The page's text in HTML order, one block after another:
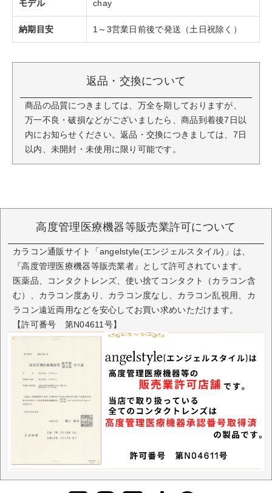
モデル chay
納期目安 1～3営業日前後で発送（土日祝除く）
返品・交換について
商品の品質につきましては、万全を期しておりますが、
万一不良・破損などがございましたら、商品到着後7日以
内にお知らせください。返品・交換につきましては、7日
以内、未開封・未使用に限り可能です。
高度管理医療機器等販売業許可について
カラコン通販サイト「angelstyle(エンジェルスタイル)」は、
『高度管理医療機器等販売業者』として許可されています。
医薬品、コンタクトレンズ、使い捨てコンタクト（カラコン含
む）、カラコン度あり、カラコン度なし、カラコン乱視用、カ
ラコン遠近両用などを安心してお買い求めいただけます。
【許可番号 第N04611号】